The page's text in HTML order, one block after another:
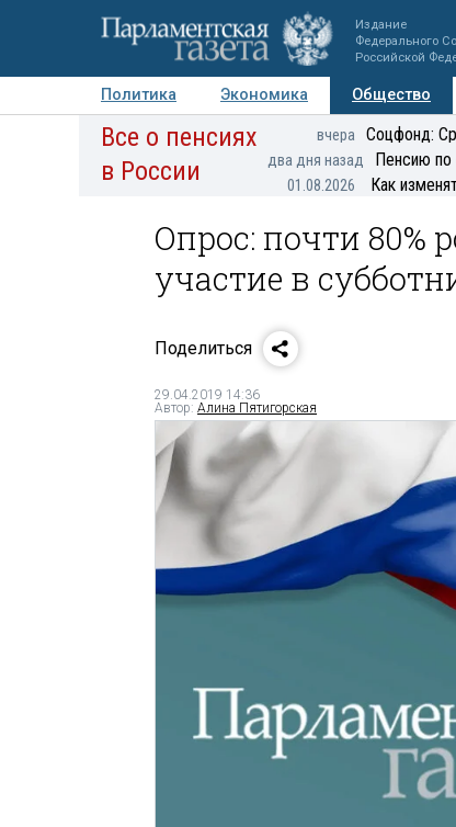
Издание
Федерального
Российской
Политика Экономика Общество
Авторы Персоны Мнения
Все о пенсиях
в России
вчера Соцфонд:
два дня назад Пенсию по
01.08.2026 Как
Опрос: почти 80%
участие в
Поделиться
29.04.2019 14:36
Автор: Алина Пятигорская